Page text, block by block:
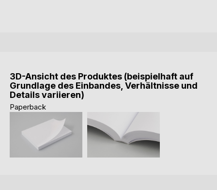
3D-Ansicht des Produktes (beispielhaft auf
Grundlage des Einbandes, Verhältnisse und
Details variieren)
Paperback